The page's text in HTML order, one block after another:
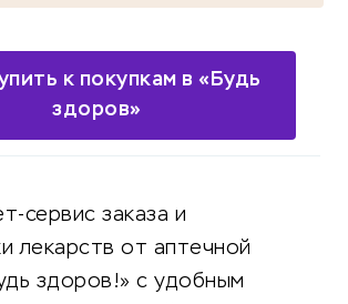
к покупкам в «Будь
здоров»
сервис заказа и
лекарств от аптечной
здоров!» с удобным